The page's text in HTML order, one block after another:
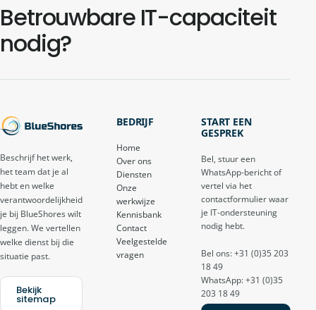
Betrouwbare IT-capaciteit
nodig?
Beschrijf het werk,
het team dat je al
hebt en welke
verantwoordelijkheid
je bij BlueShores wilt
leggen. We vertellen
welke dienst bij die
situatie past.
Bekijk
sitemap
BEDRIJF
Home
Over ons
Diensten
Onze
werkwijze
Kennisbank
Contact
Veelgestelde
vragen
START EEN
GESPREK
Bel, stuur een
WhatsApp-bericht of
vertel via het
contactformulier waar
je IT-ondersteuning
nodig hebt.
Bel ons: +31 (0)35 203
18 49
WhatsApp: +31 (0)35
203 18 49